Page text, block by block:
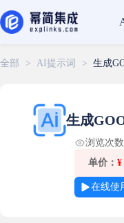
全部 > AI提示词 > 生成
生成
浏览次数
单价： ¥
在线使